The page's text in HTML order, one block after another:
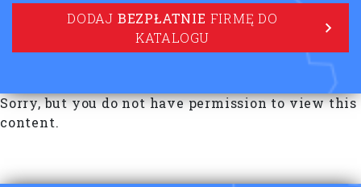
DODAJ BEZPŁATNIE FIRMĘ DO
KATALOGU
Sorry, but you do not have permission to view this
content.